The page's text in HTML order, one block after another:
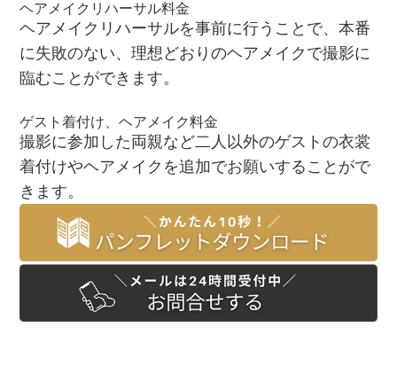
ヘアメイクリハーサル料金
ヘアメイクリハーサルを事前に行うことで、本番
に失敗のない、理想どおりのヘアメイクで撮影に
臨むことができます。
ゲスト着付け、ヘアメイク料金
撮影に参加した両親など二人以外のゲストの衣裳
着付けやヘアメイクを追加でお願いすることがで
きます。